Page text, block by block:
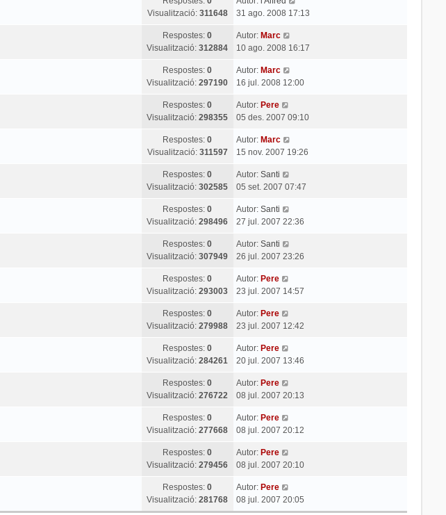
Visualització: 311648
31 ago. 2008 17:13
Respostes:0
Visualització:312884
Autor: Marc
10 ago. 2008 16:17
Respostes:0
Visualització:297190
Autor: Marc
16 jul. 2008 12:00
Respostes:0
Visualització:298355
Autor: Pere
05 des. 2007 09:10
Respostes:0
Visualització: 311597
Autor: Marc
15 nov. 2007 19:26
Respostes:0
Visualització:302585
Autor: Santi
05 set. 2007 07:47
Respostes:0
Visualització:298496
Autor: Santi
27 jul. 2007 22:36
Respostes:0
Visualització:307949
Autor: Santi
26 jul. 2007 23:26
Respostes:0
Visualització:293003
Autor: Pere
23 jul. 2007 14:57
Respostes:0
Visualització:279988
Autor: Pere
23 jul. 2007 12:42
Respostes:0
Visualització:284261
Autor: Pere
20 jul. 2007 13:46
Respostes:0
Visualització:276722
Autor: Pere
08 jul. 2007 20:13
Respostes:0
Visualització:277668
Autor: Pere
08 jul. 2007 20:12
Respostes:0
Visualització:279456
Autor: Pere
08 jul. 2007 20:10
Respostes:0
Visualització:281768
Autor: Pere
08 jul. 2007 20:05